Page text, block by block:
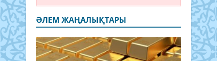
ӘЛЕМ ЖАҢАЛЫҚТАРЫ